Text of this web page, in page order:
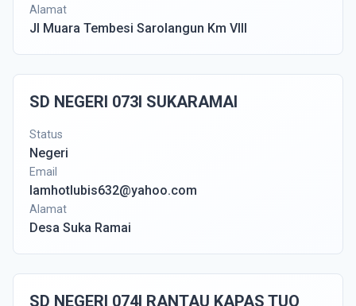
Alamat
Jl Muara Tembesi Sarolangun Km VIII
SD NEGERI 073I SUKARAMAI
Status
Negeri
Email
lamhotlubis632@yahoo.com
Alamat
Desa Suka Ramai
SD NEGERI 074I RANTAU KAPAS TUO